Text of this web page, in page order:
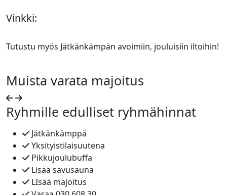
Vinkki:
Tutustu myös Jätkänkämpän avoimiin, jouluisiin iltoihin!
Muista varata majoitus
Ryhmille edulliset ryhmähinnat
Jätkänkämppä
Yksityistilaisuutena
Pikkujoulubuffa
Lisää savusauna
LIsää majoitus